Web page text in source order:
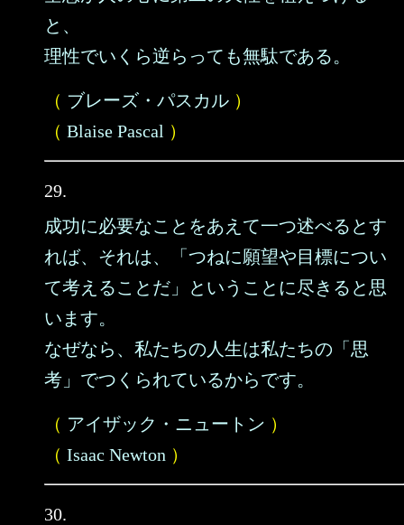
と、
理性でいくら逆らっても無駄である。
（ ブレーズ・パスカル ）
（ Blaise Pascal ）
29.
成功に必要なことをあえて一つ述べるとす
れば、それは、「つねに願望や目標につい
て考えることだ」ということに尽きると思
います。
なぜなら、私たちの人生は私たちの「思
考」でつくられているからです。
（ アイザック・ニュートン ）
（ Isaac Newton ）
30.